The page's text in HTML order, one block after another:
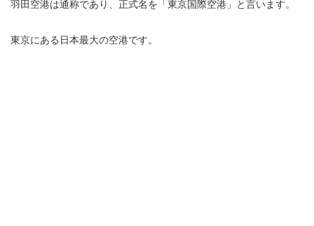
羽田空港は通称であり、正式名を「東京国際空港」と言います。
東京にある日本最大の空港です。